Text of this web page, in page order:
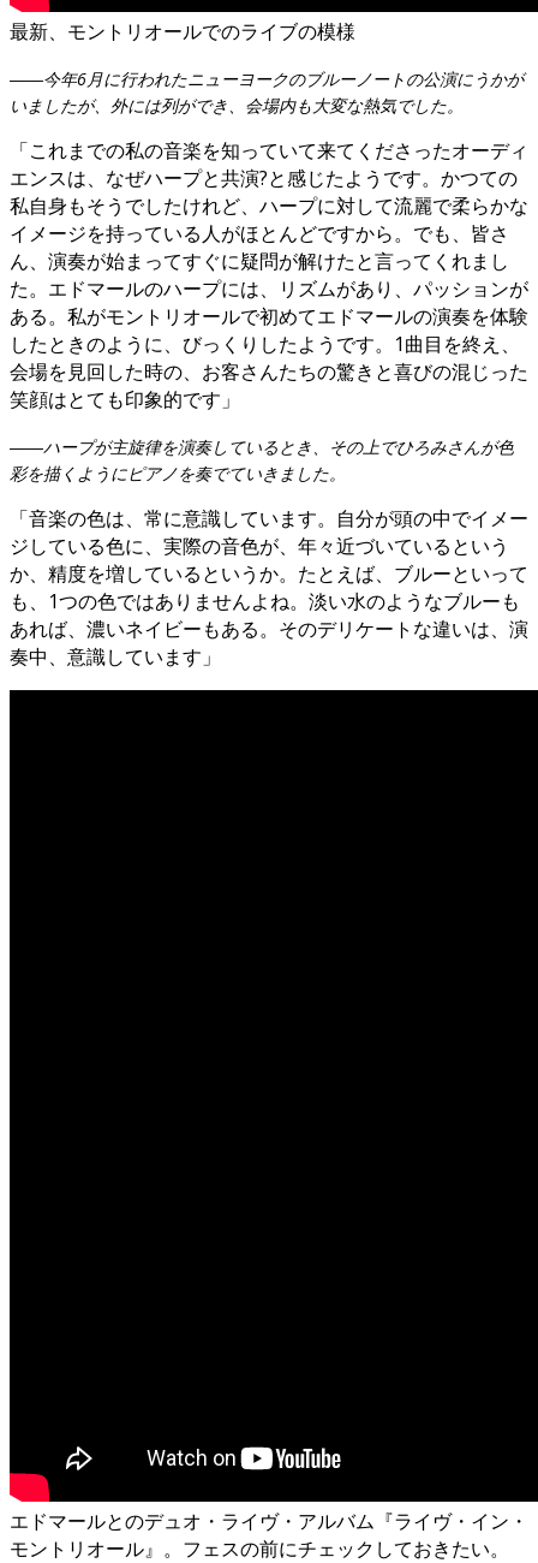
最新、モントリオールでのライブの模様
――今年6月に行われたニューヨークのブルーノートの公演にうかが
いましたが、外には列ができ、会場内も大変な熱気でした。
「これまでの私の音楽を知っていて来てくださったオーディ
エンスは、なぜハープと共演?と感じたようです。かつての
私自身もそうでしたけれど、ハープに対して流麗で柔らかな
イメージを持っている人がほとんどですから。でも、皆さ
ん、演奏が始まってすぐに疑問が解けたと言ってくれまし
た。エドマールのハープには、リズムがあり、パッションが
ある。私がモントリオールで初めてエドマールの演奏を体験
したときのように、びっくりしたようです。1曲目を終え、
会場を見回した時の、お客さんたちの驚きと喜びの混じった
笑顔はとても印象的です」
――ハープが主旋律を演奏しているとき、その上でひろみさんが色
彩を描くようにピアノを奏でていきました。
「音楽の色は、常に意識しています。自分が頭の中でイメー
ジしている色に、実際の音色が、年々近づいているという
か、精度を増しているというか。たとえば、ブルーといって
も、1つの色ではありませんよね。淡い水のようなブルーも
あれば、濃いネイビーもある。そのデリケートな違いは、演
奏中、意識しています」
エドマールとのデュオ・ライヴ・アルバム『ライヴ・イン・
モントリオール』。フェスの前にチェックしておきたい。